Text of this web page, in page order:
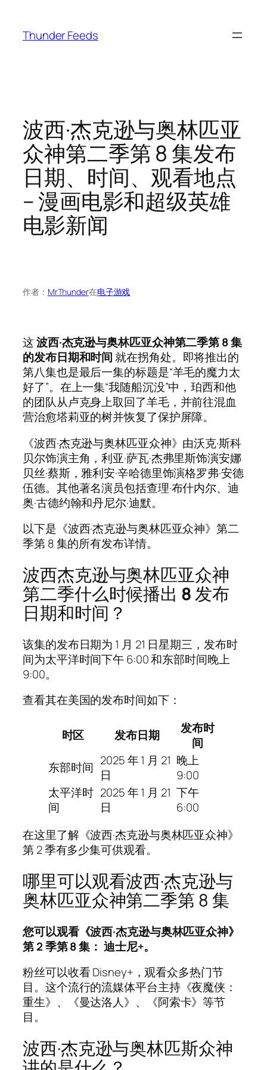
Thunder Feeds
波西·杰克逊与奥林匹亚
众神第二季第 8 集发布
日期、时间、观看地点
– 漫画电影和超级英雄
电影新闻
作者： MrThunder在电子游戏
这波西·杰克逊与奥林匹亚众神第二季第 8 集
的发布日期和时间就在拐角处。即将推出的
第八集也是最后一集的标题是“羊毛的魔力太
好了”。在上一集“我随船沉没”中，珀西和他
的团队从卢克身上取回了羊毛，并前往混血
营治愈塔莉亚的树并恢复了保护屏障。
《波西·杰克逊与奥林匹亚众神》由沃克·斯科
贝尔饰演主角，利亚·萨瓦·杰弗里斯饰演安娜
贝丝·蔡斯，雅利安·辛哈德里饰演格罗弗·安德
伍德。其他著名演员包括查理·布什内尔、迪
奥·古德约翰和丹尼尔·迪默。
以下是《波西·杰克逊与奥林匹亚众神》第二
季第 8 集的所有发布详情。
波西杰克逊与奥林匹亚众神
第二季什么时候播出 8发布
日期和时间？
该集的发布日期为 1 月 21 日星期三，发布时
间为太平洋时间下午 6:00 和东部时间晚上
9:00。
查看其在美国的发布时间如下：
时区 发布日期
发布时
间
东部时间 2025 年 1 月 21
日
晚上
9:00
太平洋时
间
2025 年 1 月 21
日
下午
6:00
在这里了解《波西·杰克逊与奥林匹亚众神》
第 2 季有多少集可供观看。
哪里可以观看波西·杰克逊与
奥林匹亚众神第二季第 8 集
您可以观看《波西·杰克逊与奥林匹亚众神》
第 2 季第 8 集： 迪士尼+。
粉丝可以收看 Disney+，观看众多热门节
目。这个流行的流媒体平台主持《夜魔侠：
重生》、《曼达洛人》、《阿索卡》等节
目。
波西·杰克逊与奥林匹斯众神